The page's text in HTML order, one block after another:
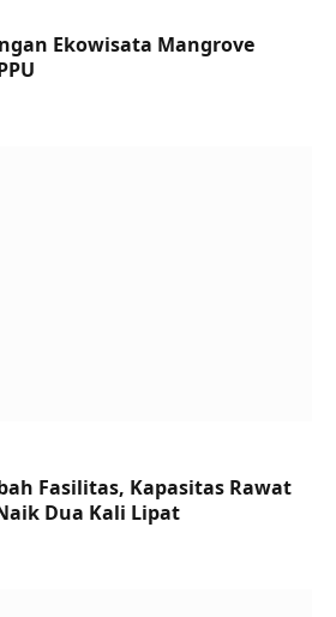
Ekowisata Mangrove
Fasilitas, Kapasitas Rawat
Dua Kali Lipat